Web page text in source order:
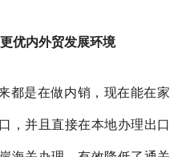
优内外贸发展环境
都是在做内销，现在能在家
，并且直接在本地办理出口